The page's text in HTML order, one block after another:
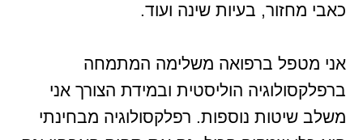
כאבי מחזור, בעיות שינה ועוד.
אני מטפל ברפואה משלימה המתמחה
ברפלקסולוגיה הוליסטית ובמידת הצורך אני
משלב שיטות נוספות. רפלקסולוגיה מבחינתי